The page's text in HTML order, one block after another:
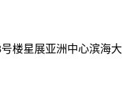
楼星展亚洲中心滨海大